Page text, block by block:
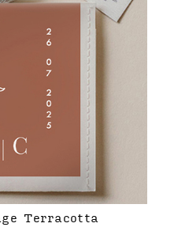
Terracotta